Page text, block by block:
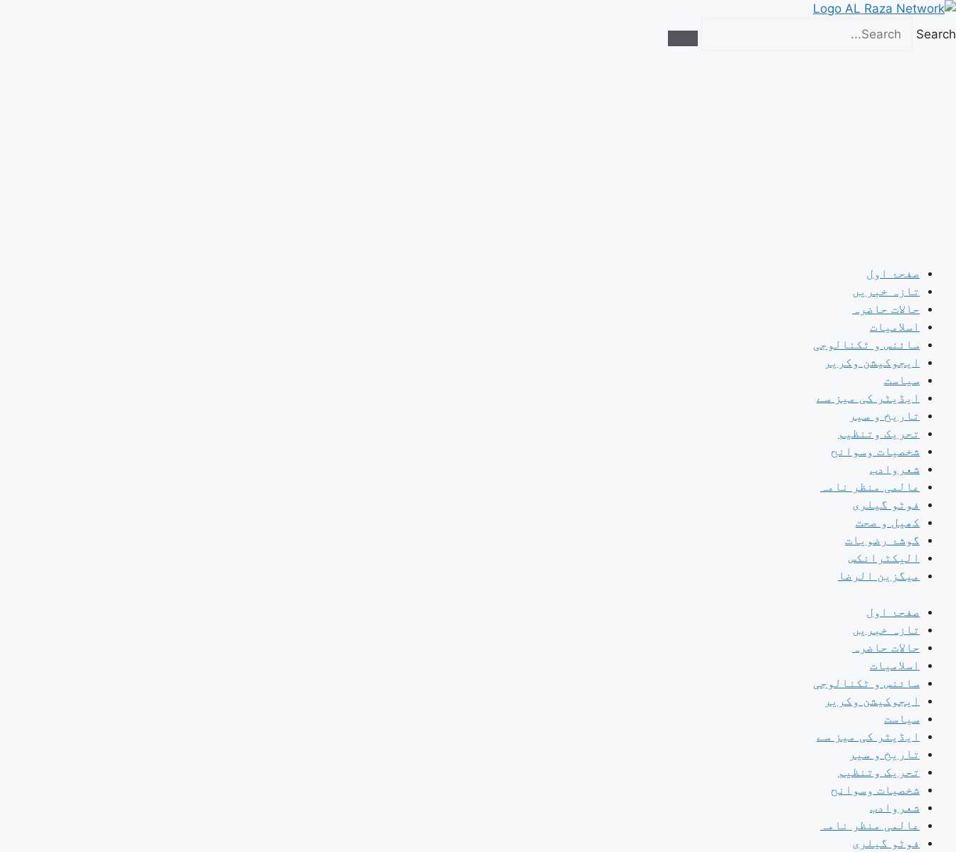
Skip
to
content
Search
صفحۂ اول
تازہ خبریں
حالات حاضرہ
اسلامیات
سائنس و ٹکنالوجی
ایجوکیشن وکریر
سیاست
ایڈیٹر کی میز سے
تاریخ و سیر
تحریک وتنظیم
شخصیات وسوانح
شعروادب
عالمی منظر نامہ
فوٹو گیلری
کھیل و صحت
گوشۂ رضویات
الیکٹرانکس
میگزین الرضا
صفحۂ اول
تازہ خبریں
حالات حاضرہ
اسلامیات
سائنس و ٹکنالوجی
ایجوکیشن وکریر
سیاست
ایڈیٹر کی میز سے
تاریخ و سیر
تحریک وتنظیم
شخصیات وسوانح
شعروادب
عالمی منظر نامہ
فوٹو گیلری